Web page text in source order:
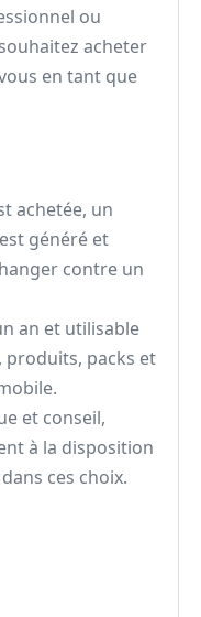
ou
acheter
en tant que
achetée, un
généré et
contre un
an et utilisable
produits, packs et
et conseil,
à la disposition
ces choix.